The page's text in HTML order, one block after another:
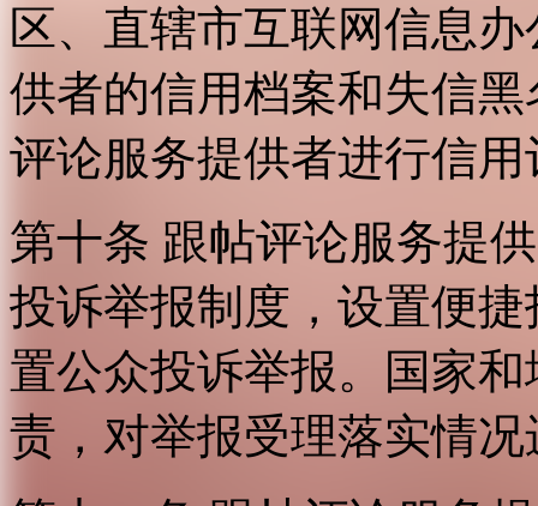
区、直辖市互联网信息
供者的信用档案和失信
评论服务提供者进行信用
第十条 跟帖评论服务提
投诉举报制度，设置便
置公众投诉举报。国家
责，对举报受理落实情